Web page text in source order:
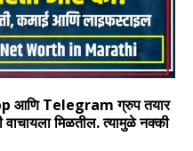
आणि Telegram ग्रुप तयार
वाचायला मिळतील. त्यामुळे नक्की